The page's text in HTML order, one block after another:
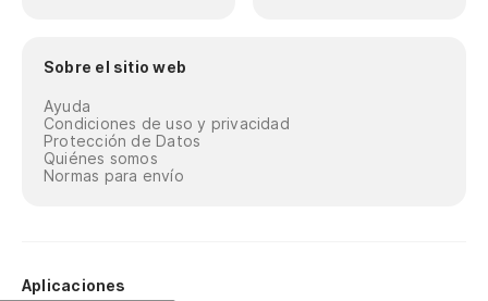
Sobre el sitio web
Ayuda
Condiciones de uso y privacidad
Protección de Datos
Quiénes somos
Normas para envío
Aplicaciones